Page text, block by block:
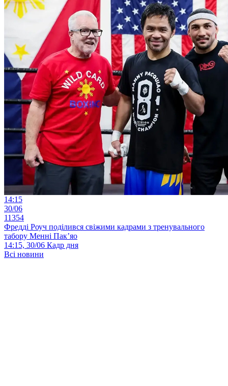
14:15
30/06
11354
Фредді Роуч поділився свіжими кадрами з тренувального
табору Менні Пак’яо
14:15, 30/06 Кадр дня
Всі новини